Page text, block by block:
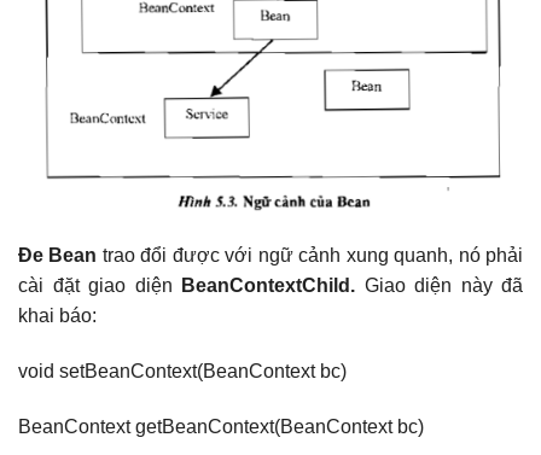
Đe Bean trao đổi được với ngữ cảnh xung quanh, nó phải
cài đặt giao diện
BeanContextChild. Giao diện này đã
khai báo:
void setBeanContext(BeanContext bc)
BeanContext getBeanContext(BeanContext bc)